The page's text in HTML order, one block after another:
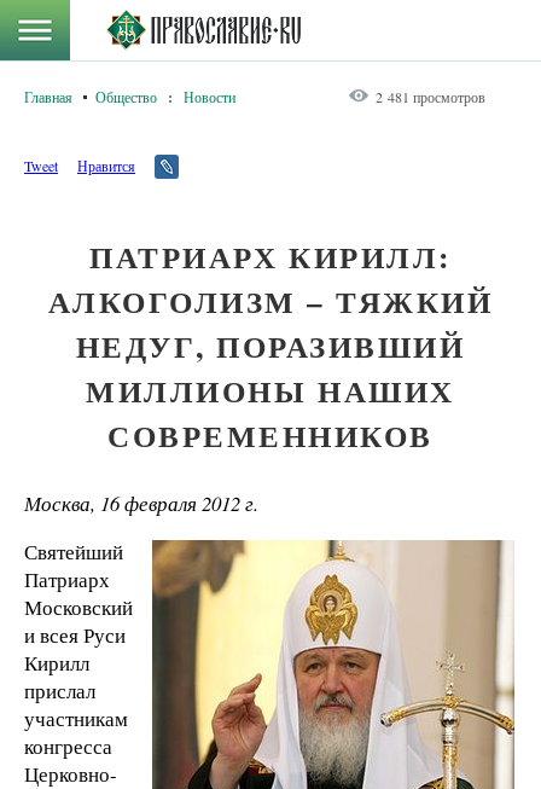
Главная Общество : Новости 2 481 просмотров
Tweet Нравится
ПАТРИАРХ КИРИЛЛ:
АЛКОГОЛИЗМ – ТЯЖКИЙ
НЕДУГ, ПОРАЗИВШИЙ
МИЛЛИОНЫ НАШИХ
СОВРЕМЕННИКОВ
Москва, 16 февраля 2012 г.
Святейший
Патриарх
Московский
и всея Руси
Кирилл
прислал
участникам
конгресса
Церковно-